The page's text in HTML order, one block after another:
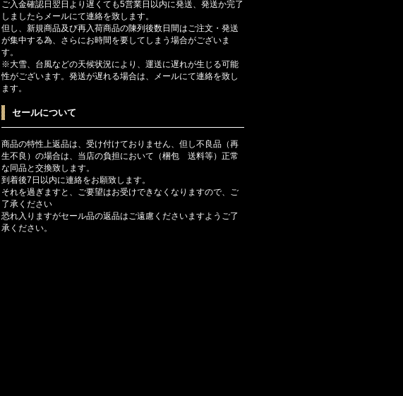
ご入金確認日翌日より遅くても5営業日以内に発送、発送か完了
しましたらメールにて連絡を致します。
但し、新規商品及び再入荷商品の陳列後数日間はご注文・発送
が集中する為、さらにお時間を要してしまう場合がございま
す。
※大雪、台風などの天候状況により、運送に遅れが生じる可能
性がございます。発送が遅れる場合は、メールにて連絡を致し
ます。
セールについて
商品の特性上返品は、受け付けておりません、但し不良品（再
生不良）の場合は、当店の負担において（梱包 送料等）正常
な同品と交換致します。
到着後7日以内に連絡をお願致します。
それを過ぎますと、ご要望はお受けできなくなりますので、ご
了承ください
恐れ入りますがセール品の返品はご遠慮くださいますようご了
承ください。